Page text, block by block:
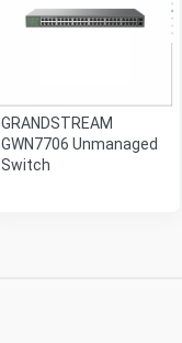
GRANDSTREAM
GWN7706 Unmanaged
Switch